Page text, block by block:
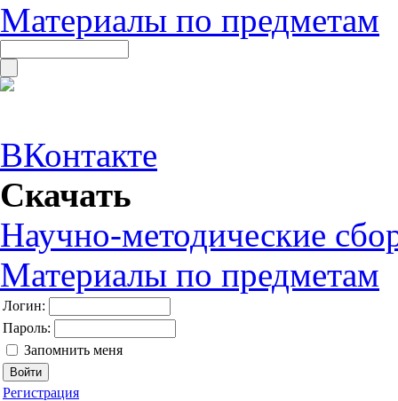
Материалы по предметам
ВКонтакте
Скачать
Научно-методические
Материалы по предметам
Логин:
Пароль:
Запомнить меня
Регистрация